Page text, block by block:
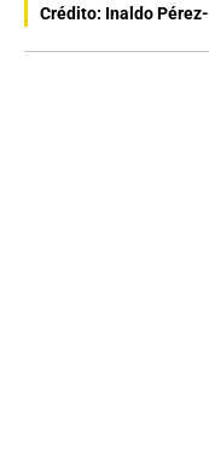
Crédito: Inaldo